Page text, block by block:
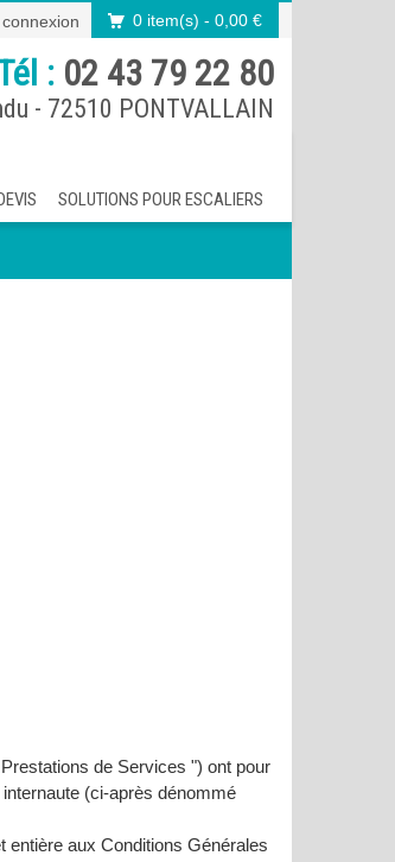
0 item(s) - 0,00 €
connexion
: 02 43 79 22 80
- 72510 PONTVALLAIN
SOLUTIONS POUR ESCALIERS
de Services ") ont pour
(ci-après dénommé
entière aux Conditions Générales